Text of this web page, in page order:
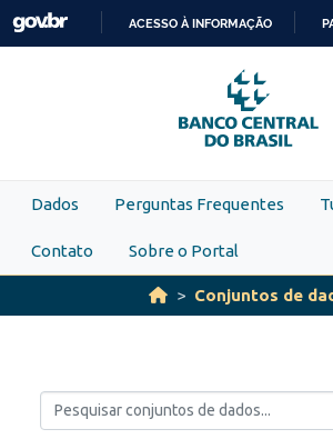
Skip to main content
PARA
O
CONTEÚDO
ACESSO À INFORMAÇÃO
Dados Perguntas Frequentes
Contato Sobre o Portal
Conjuntos de